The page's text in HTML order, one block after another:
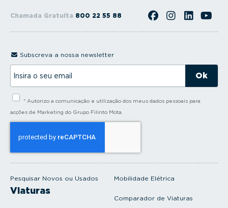
Chamada Gratuita 800 22 55 88
Pesquisar Novos ou Usados
Viaturas
Mobilidade Elétrica
Comparador de Viaturas
Subscreva a nossa newsletter
s
l
* Autorizo a comunicação e utilização dos meus dados pessoais para
acções de Marketing do Grupo Filinto Mota.